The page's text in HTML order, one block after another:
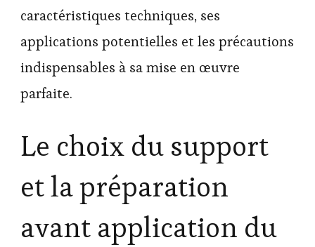
caractéristiques techniques, ses
applications potentielles et les précautions
indispensables à sa mise en œuvre
parfaite.
Le choix du support
et la préparation
avant application du